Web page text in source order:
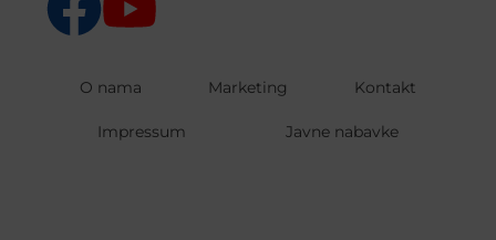
O nama Marketing Kontakt
Impressum Javne nabavke